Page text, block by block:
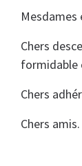
Mesdames
Chers
formidable
Chers
Chers amis.